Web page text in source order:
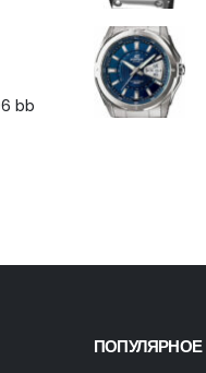
bb
ПОПУЛЯРНОЕ